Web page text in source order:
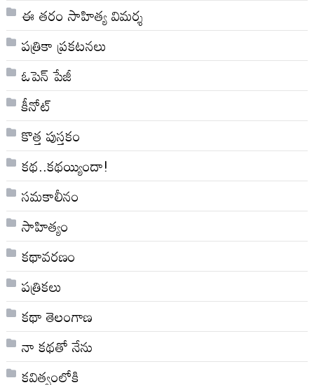
ఈ తరం సాహిత్య విమర్శ
పత్రికా ప్రకటనలు
ఓపెన్ పేజీ
కీనోట్
కొత్త పుస్తకం
కథ..కథయ్యిందా!
సమకాలీనం
సాహిత్యం
కథావరణం
పత్రికలు
కథా తెలంగాణ
నా క‌థ‌తో నేను
కవిత్వంలోకి